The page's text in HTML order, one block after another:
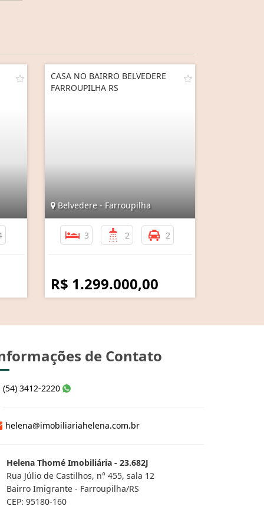
CASA NO BAIRRO BELVEDERE
FARROUPILHA RS
Belvedere - Farroupilha
3 2 2
R$ 1.299.000,00
de Contato
(54) 3412-2220
helena@imobiliariahelena.com.br
Helena Thomé Imobiliária - 23.682J
Rua Júlio de Castilhos, n° 455, sala 12
Bairro Imigrante - Farroupilha/RS
CEP: 95180-160